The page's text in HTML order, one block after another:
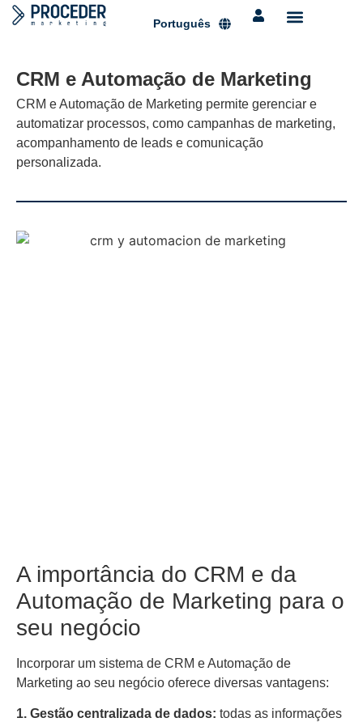
Português
CRM e Automação de Marketing
CRM e Automação de Marketing permite gerenciar e
automatizar processos, como campanhas de marketing,
acompanhamento de leads e comunicação
personalizada.
A importância do CRM e da
Automação de Marketing para o
seu negócio
Incorporar um sistema de CRM e Automação de
Marketing ao seu negócio oferece diversas vantagens:
1. Gestão centralizada de dados: todas as informações